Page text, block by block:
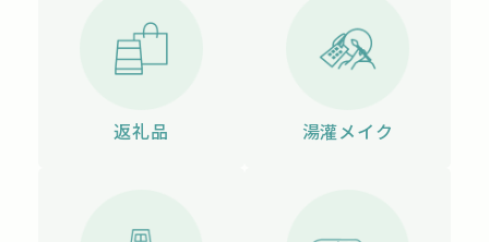
返礼品 湯灌メイク